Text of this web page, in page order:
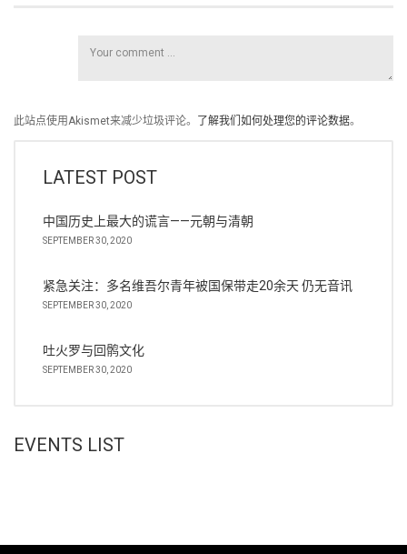
此站点使用Akismet来减少垃圾评论。 了解我们如何处理您的评论数据。
LATEST POST
中国历史上最大的谎言——元朝与清朝
SEPTEMBER 30, 2020
紧急关注：多名维吾尔青年被国保带走20余天 仍无音讯
SEPTEMBER 30, 2020
吐火罗与回鹘文化
SEPTEMBER 30, 2020
EVENTS LIST